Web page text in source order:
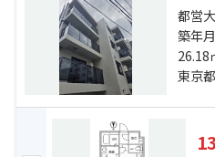
都営
分 西武池袋線「江古田」駅 徒歩6分
西武
分
築年
26.18
東京